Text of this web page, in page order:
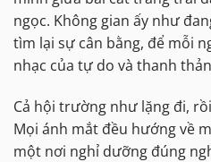
ngọc. Không gian ấy như
tìm lại sự cân bằng, để mỗi
nhạc của tự do và thanh
Cả hội trường như lặng đi,
Mọi ánh mắt đều hướng về
một nơi nghỉ dưỡng đúng